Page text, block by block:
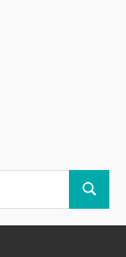
Suchen